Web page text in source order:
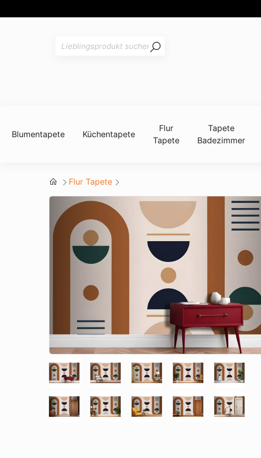
Blumentapete Küchentapete
Flur
Tapete
Tapete
Badezimmer
Flur Tapete